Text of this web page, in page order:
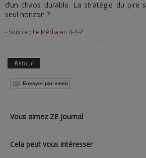
d’un chaos durable. La stratégie du pire
seul horizon ?
- Source : Le Média en 4-4-2
Retour
Envoyer par email
Vous aimez ZE Journal
Cela peut vous intéresser